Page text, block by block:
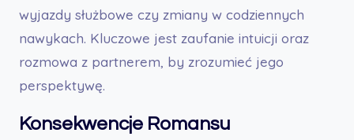
wyjazdy służbowe czy zmiany w codziennych
nawykach. Kluczowe jest zaufanie intuicji oraz
rozmowa z partnerem, by zrozumieć jego
perspektywę.
Konsekwencje Romansu